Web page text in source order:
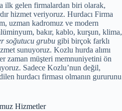
ilk gelen firmalardan biri olarak,
hizmet veriyoruz. Hurdacı Firma
uzman kadromuz ve modern
bakır, kablo, kurşun, klima,
soğutucu grubu gibi birçok farklı
sunuyoruz. Kozlu hurda alımı
zaman müşteri memnuniyetini ön
Sadece Kozlu’nun değil,
hurdacı firması olmanın gururunu
Hizmetler